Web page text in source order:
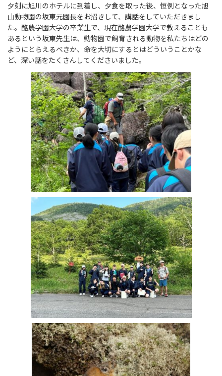
夕刻に旭川のホテルに到着し、夕食を取った後、恒例となった旭
山動物園の坂東元園長をお招きして、講話をしていただきまし
た。酪農学園大学の卒業生で、現在酪農学園大学で教えることも
あるという坂東先生は、動物園で飼育される動物を私たちはどの
ようにとらえるべきか、命を大切にするとはどういうことかな
ど、深い話をたくさんしてくださいました。